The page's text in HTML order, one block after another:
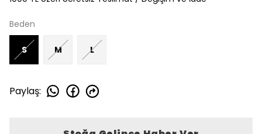
Beden
S M L
Paylaş: